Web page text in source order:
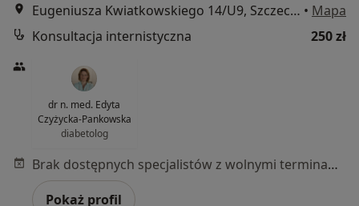
Eugeniusza Kwiatkowskiego 14/U9, Szczecin • Mapa
Konsultacja internistyczna
250 zł
dr n. med. Edyta
Czyżycka-Pankowska
diabetolog
Brak dostępnych specjalistów z wolnymi terminami w tym centrum medycznym.
Pokaż profil